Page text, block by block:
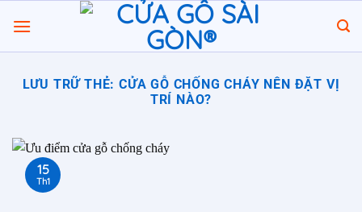
đến
nội
LƯU TRỮ THẺ: CỬA GỖ CHỐNG CHÁY NÊN ĐẶT VỊ
TRÍ NÀO?
15
Th1